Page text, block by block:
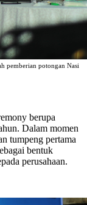
pemberian potongan Nasi
berupa
Dalam momen
tumpeng pertama
bentuk
perusahaan.